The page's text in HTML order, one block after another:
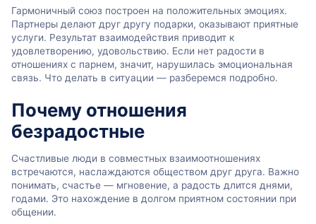
Гармоничный союз построен на положительных эмоциях.
Партнеры делают друг другу подарки, оказывают приятные
услуги. Результат взаимодействия приводит к
удовлетворению, удовольствию. Если нет радости в
отношениях с парнем, значит, нарушилась эмоциональная
связь. Что делать в ситуации — разберемся подробно.
Почему отношения
безрадостные
Счастливые люди в совместных взаимоотношениях
встречаются, наслаждаются обществом друг друга. Важно
понимать, счастье — мгновение, а радость длится днями,
годами. Это нахождение в долгом приятном состоянии при
общении.